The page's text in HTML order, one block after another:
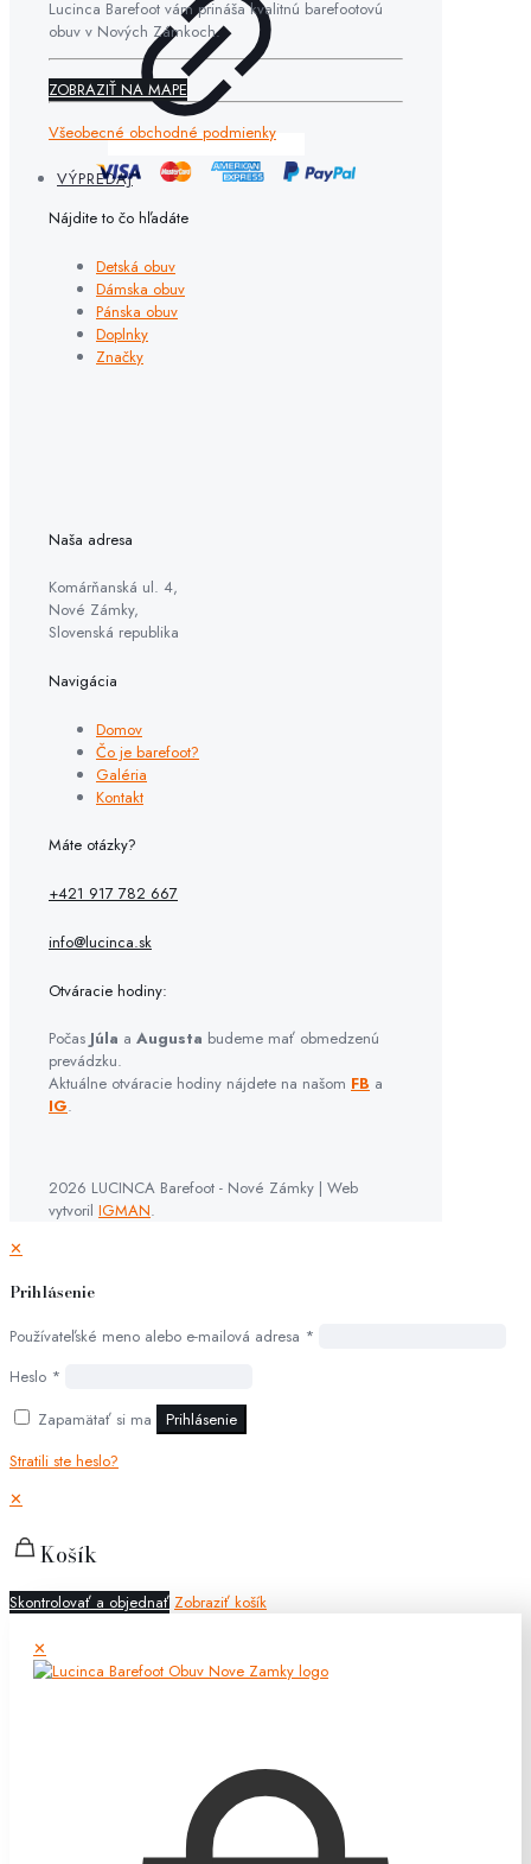
VÝPREDAJ
Lucinca Barefoot vám prináša kvalitnú barefootovú
obuv v Nových Zámkoch.
ZOBRAZIŤ NA MAPE
Všeobecné obchodné podmienky
Nájdite to čo hľadáte
Detská obuv
Dámska obuv
Pánska obuv
Doplnky
Značky
Naša adresa
Komárňanská ul. 4,
Nové Zámky,
Slovenská republika
Navigácia
Domov
Čo je barefoot?
Galéria
Kontakt
Máte otázky?
+421 917 782 667
info@lucinca.sk
Otváracie hodiny:
Počas Júla a Augusta budeme mať obmedzenú
prevádzku.
Aktuálne otváracie hodiny nájdete na našom FB a
IG.
2026 LUCINCA Barefoot - Nové Zámky | Web
vytvoril IGMAN.
✕
Prihlásenie
Používateľské meno alebo e-mailová adresa *
Heslo *
Zapamätať si ma
Prihlásenie
Stratili ste heslo?
✕
Košík
Skontrolovať a objednať Zobraziť košík
✕